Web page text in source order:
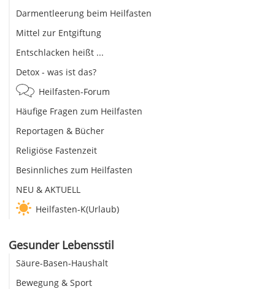
Darmentleerung beim Heilfasten
Mittel zur Entgiftung
Entschlacken heißt ...
Detox - was ist das?
Heilfasten-Forum
Häufige Fragen zum Heilfasten
Reportagen & Bücher
Religiöse Fastenzeit
Besinnliches zum Heilfasten
NEU & AKTUELL
Heilfasten-K(Urlaub)
Gesunder Lebensstil
Säure-Basen-Haushalt
Bewegung & Sport